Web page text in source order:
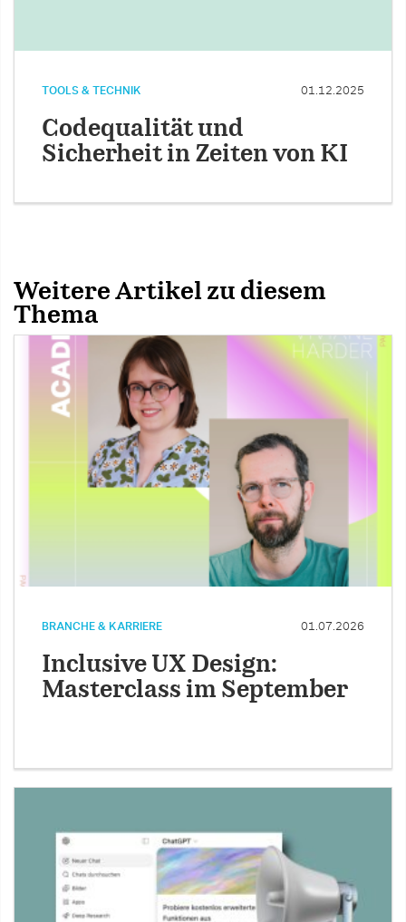
TOOLS & TECHNIK 01.12.2025
Codequalität und
Sicherheit in Zeiten von KI
Weitere Artikel zu diesem
Thema
BRANCHE & KARRIERE 01.07.2026
Inclusive UX Design:
Masterclass im September